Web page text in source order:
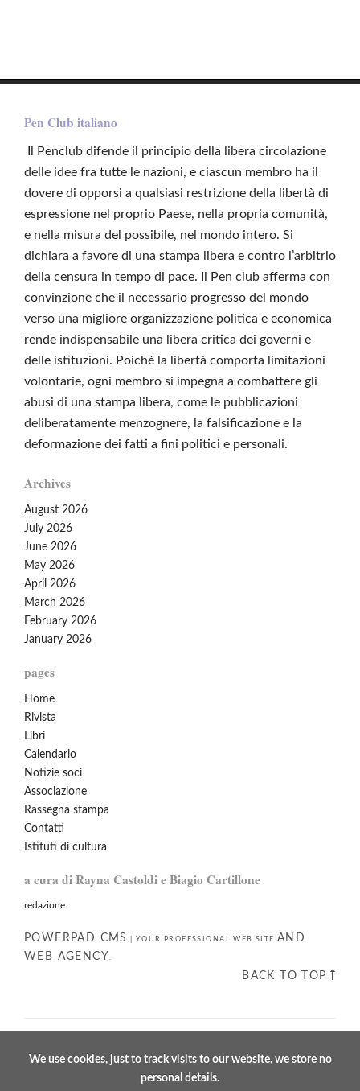
Pen Club italiano
Il Penclub difende il principio della libera circolazione
delle idee fra tutte le nazioni, e ciascun membro ha il
dovere di opporsi a qualsiasi restrizione della libertà di
espressione nel proprio Paese, nella propria comunità,
e nella misura del possibile, nel mondo intero. Si
dichiara a favore di una stampa libera e contro l’arbitrio
della censura in tempo di pace. Il Pen club afferma con
convinzione che il necessario progresso del mondo
verso una migliore organizzazione politica e economica
rende indispensabile una libera critica dei governi e
delle istituzioni. Poiché la libertà comporta limitazioni
volontarie, ogni membro si impegna a combattere gli
abusi di una stampa libera, come le pubblicazioni
deliberatamente menzognere, la falsificazione e la
deformazione dei fatti a fini politici e personali.
Archives
August 2026
July 2026
June 2026
May 2026
April 2026
March 2026
February 2026
January 2026
pages
Home
Rivista
Libri
Calendario
Notizie soci
Associazione
Rassegna stampa
Contatti
Istituti di cultura
a cura di Rayna Castoldi e Biagio Cartillone
redazione
POWERPAD CMS |YOUR PROFESSIONAL WEB SITE AND
WEB AGENCY
BACK TO TOP
We use cookies, just to track visits to our website, we store no
personal details.